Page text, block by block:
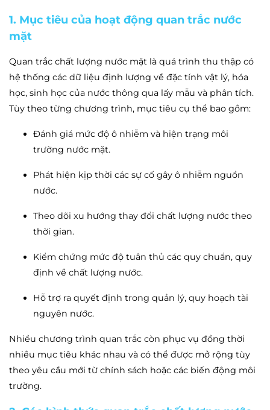
1. Mục tiêu của hoạt động quan trắc nước
mặt
Quan trắc chất lượng nước mặt là quá trình thu thập có
hệ thống các dữ liệu định lượng về đặc tính vật lý, hóa
học, sinh học của nước thông qua lấy mẫu và phân tích.
Tùy theo từng chương trình, mục tiêu cụ thể bao gồm:
Đánh giá mức độ ô nhiễm và hiện trạng môi
trường nước mặt.
Phát hiện kịp thời các sự cố gây ô nhiễm nguồn
nước.
Theo dõi xu hướng thay đổi chất lượng nước theo
thời gian.
Kiểm chứng mức độ tuân thủ các quy chuẩn, quy
định về chất lượng nước.
Hỗ trợ ra quyết định trong quản lý, quy hoạch tài
nguyên nước.
Nhiều chương trình quan trắc còn phục vụ đồng thời
nhiều mục tiêu khác nhau và có thể được mở rộng tùy
theo yêu cầu mới từ chính sách hoặc các biến động môi
trường.